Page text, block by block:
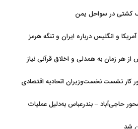
کشتی در سواحل یمن
و انگلیس درباره ایران و تنگه هرمز
از هر زمان به همدلی و اخلاق قرآنی نیاز
کار نشست نخست‌وزیران اتحادیه اقتصادی
حاجی‌آباد – بندرعباس به‌دلیل عملیات